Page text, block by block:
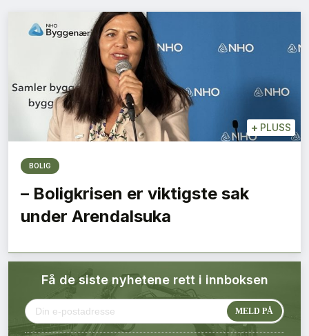
Eiendom
Tips redaksjonen
Annonsering
Abonnement Pluss
Kontakt oss
+ PLUSS
BOLIG
– Boligkrisen er viktigste sak
under Arendalsuka
Få de siste nyhetene rett i innboksen